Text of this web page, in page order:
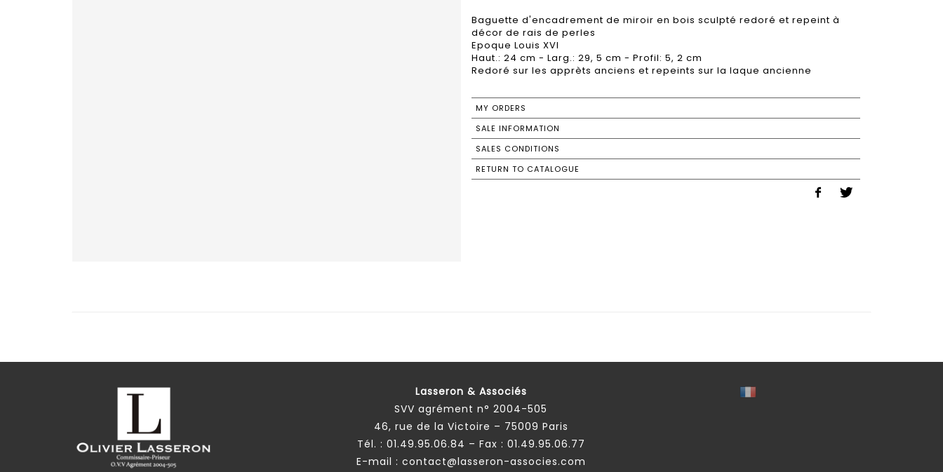
Baguette d'encadrement de miroir en bois sculpté redoré et repeint à
décor de rais de perles
Epoque Louis XVI
Haut.: 24 cm - Larg.: 29, 5 cm - Profil: 5, 2 cm
Redoré sur les apprèts anciens et repeints sur la laque ancienne
MY ORDERS
SALE INFORMATION
SALES CONDITIONS
RETURN TO CATALOGUE
Lasseron & Associés
SVV agrément n° 2004-505
46, rue de la Victoire – 75009 Paris
Tél. : 01.49.95.06.84 – Fax : 01.49.95.06.77
E-mail : contact@lasseron-associes.com